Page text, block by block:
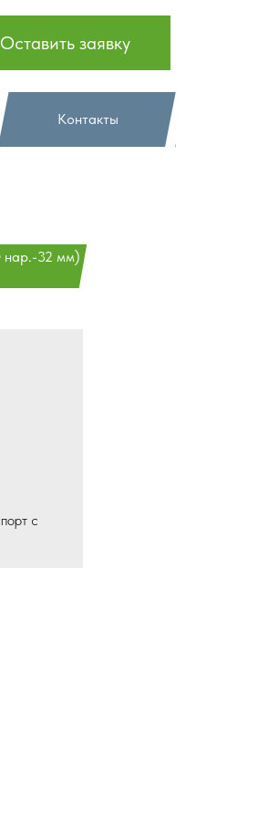
Оставить заявку
Контакты
нар.-32 мм)
с